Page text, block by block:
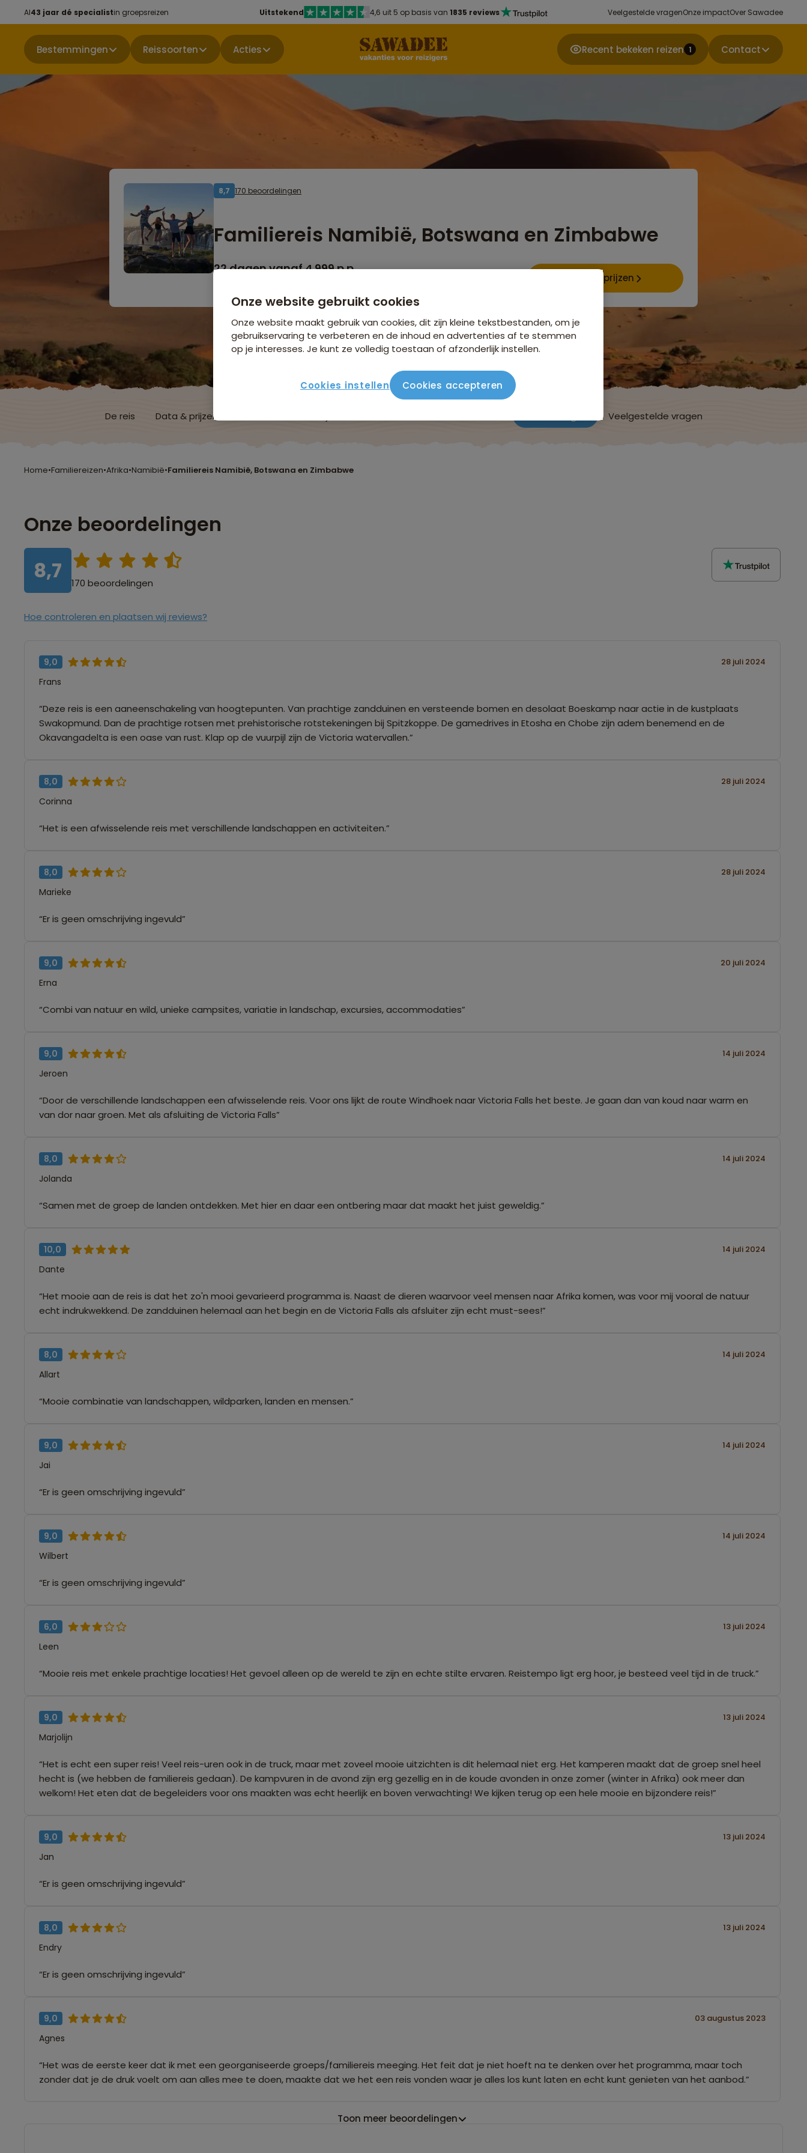
Al43 jaar dé specialistin groepsreizen Uitstekend 4,6 uit 5 op basis van 1835 reviews Veelgestelde vragenOnze impactOver Sawadee
Bestemmingen Reissoorten Acties Recent bekeken reizen 1 Contact
8,7 170 beoordelingen
Familiereis Namibië, Botswana en Zimbabwe
22 dagen vanaf 4.999 p.p.
Data & prijzen
De reis Data & prijzen Veelgestelde vragen
Home•Familiereizen•Afrika•Namibië•Familiereis Namibië, Botswana en Zimbabwe
Onze beoordelingen
8,7
170 beoordelingen
Hoe controleren en plaatsen wij reviews?
9,0 28 juli 2024
Frans
“Deze reis is een aaneenschakeling van hoogtepunten. Van prachtige zandduinen en versteende bomen en desolaat Boeskamp naar actie in de kustplaats
Swakopmund. Dan de prachtige rotsen met prehistorische rotstekeningen bij Spitzkoppe. De gamedrives in Etosha en Chobe zijn adem benemend en de
Okavangadelta is een oase van rust. Klap op de vuurpijl zijn de Victoria watervallen.”
8,0 28 juli 2024
Corinna
“Het is een afwisselende reis met verschillende landschappen en activiteiten.”
8,0 28 juli 2024
Marieke
“Er is geen omschrijving ingevuld”
9,0 20 juli 2024
Erna
“Combi van natuur en wild, unieke campsites, variatie in landschap, excursies, accommodaties”
9,0 14 juli 2024
Jeroen
“Door de verschillende landschappen een afwisselende reis. Voor ons lijkt de route Windhoek naar Victoria Falls het beste. Je gaan dan van koud naar warm en
van dor naar groen. Met als afsluiting de Victoria Falls”
8,0 14 juli 2024
Jolanda
“Samen met de groep de landen ontdekken. Met hier en daar een ontbering maar dat maakt het juist geweldig.”
10,0 14 juli 2024
Dante
“Het mooie aan de reis is dat het zo'n mooi gevarieerd programma is. Naast de dieren waarvoor veel mensen naar Afrika komen, was voor mij vooral de natuur
echt indrukwekkend. De zandduinen helemaal aan het begin en de Victoria Falls als afsluiter zijn echt must-sees!”
8,0 14 juli 2024
Allart
“Mooie combinatie van landschappen, wildparken, landen en mensen.”
9,0 14 juli 2024
Jai
“Er is geen omschrijving ingevuld”
9,0 14 juli 2024
Wilbert
“Er is geen omschrijving ingevuld”
6,0 13 juli 2024
Leen
“Mooie reis met enkele prachtige locaties! Het gevoel alleen op de wereld te zijn en echte stilte ervaren. Reistempo ligt erg hoor, je besteed veel tijd in de truck.”
9,0 13 juli 2024
Marjolijn
“Het is echt een super reis! Veel reis-uren ook in de truck, maar met zoveel mooie uitzichten is dit helemaal niet erg. Het kamperen maakt dat de groep snel heel
hecht is (we hebben de familiereis gedaan). De kampvuren in de avond zijn erg gezellig en in de koude avonden in onze zomer (winter in Afrika) ook meer dan
welkom! Het eten dat de begeleiders voor ons maakten was echt heerlijk en boven verwachting! We kijken terug op een hele mooie en bijzondere reis!”
9,0 13 juli 2024
Jan
“Er is geen omschrijving ingevuld”
8,0 13 juli 2024
Endry
“Er is geen omschrijving ingevuld”
9,0 03 augustus 2023
Agnes
“Het was de eerste keer dat ik met een georganiseerde groeps/familiereis meeging. Het feit dat je niet hoeft na te denken over het programma, maar toch
zonder dat je de druk voelt om aan alles mee te doen, maakte dat we het een reis vonden waar je alles los kunt laten en echt kunt genieten van het aanbod.”
Toon meer beoordelingen
Onze website gebruikt cookies
Onze website maakt gebruik van cookies, dit zijn kleine tekstbestanden, om je
gebruikservaring te verbeteren en de inhoud en advertenties af te stemmen
op je interesses. Je kunt ze volledig toestaan of afzonderlijk instellen.
Cookies instellen Cookies accepteren